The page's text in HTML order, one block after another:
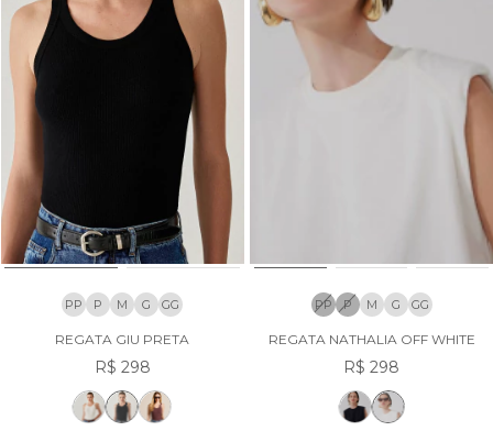
PP P M G GG
REGATA GIU PRETA
R$ 298
PP P M G GG
REGATA NATHALIA OFF WHITE
R$ 298